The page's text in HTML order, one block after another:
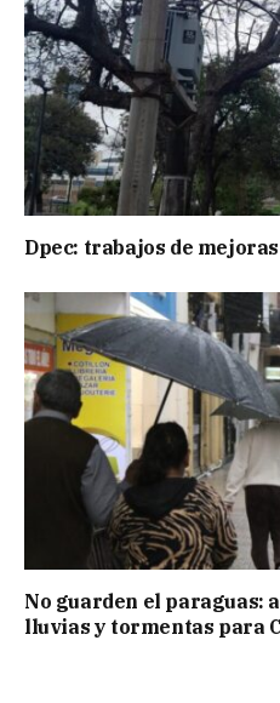
Dpec: trabajos de
No guarden el paraguas:
lluvias y tormentas para